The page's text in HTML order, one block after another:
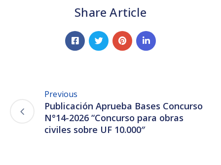
Share Article
Previous
Publicación Aprueba Bases Concurso
N°14-2026 “Concurso para obras
civiles sobre UF 10.000″